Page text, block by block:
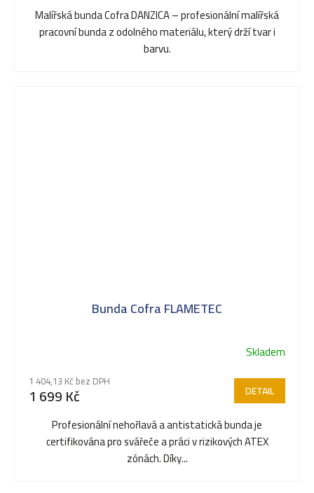
Malířská bunda Cofra DANZICA – profesionální malířská
pracovní bunda z odolného materiálu, který drží tvar i
barvu.
Bunda Cofra FLAMETEC
Skladem
1 404,13 Kč bez DPH
1 699 Kč DETAIL
Profesionální nehořlavá a antistatická bunda je
certifikována pro svářeče a práci v rizikových ATEX
zónách. Díky...